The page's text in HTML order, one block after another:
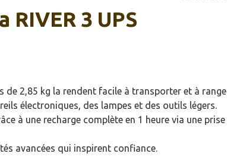
3 UPS
de 2,85 kg la rendent facile à transporter et à
électroniques, des lampes et des outils légers.
à une recharge complète en 1 heure via une prise
avancées qui inspirent confiance.